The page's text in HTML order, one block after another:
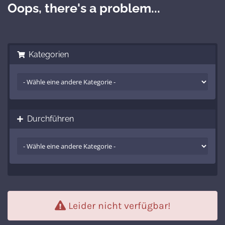
Oops, there's a problem...
Kategorien
Durchführen
Leider nicht verfügbar!